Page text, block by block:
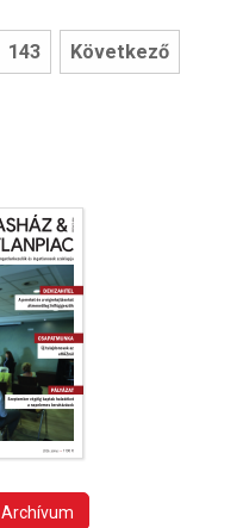
143 Következő
Archívum